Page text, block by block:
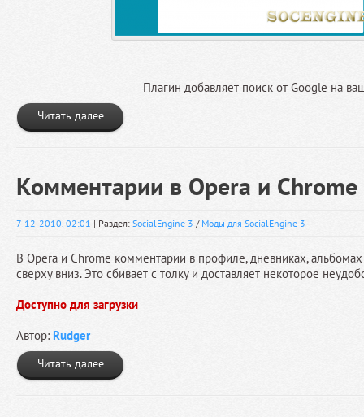
Плагин добавляет поиск от Google на
Читать далее
Комментарии в Opera и Chrome
7-12-2010, 02:01 | Раздел: SocialEngine 3 / Моды для SocialEngine 3
В Opera и Chrome комментарии в профиле, дневниках, альбомах
сверху вниз. Это сбивает с толку и доставляет некоторое
Доступно для загрузки
Автор: Rudger
Читать далее